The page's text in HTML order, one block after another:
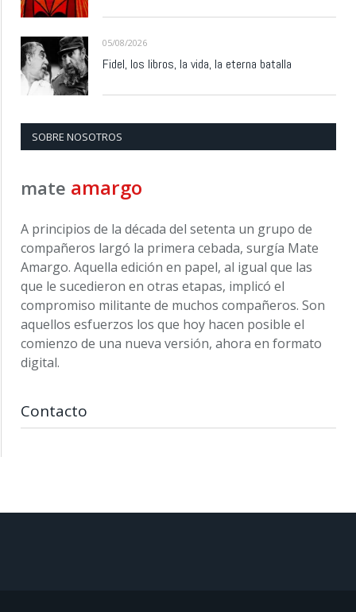
05/08/2026
Fidel, los libros, la vida, la eterna batalla
SOBRE NOSOTROS
mate amargo
A principios de la década del setenta un grupo de
compañeros largó la primera cebada, surgía Mate
Amargo. Aquella edición en papel, al igual que las
que le sucedieron en otras etapas, implicó el
compromiso militante de muchos compañeros. Son
aquellos esfuerzos los que hoy hacen posible el
comienzo de una nueva versión, ahora en formato
digital.
Contacto